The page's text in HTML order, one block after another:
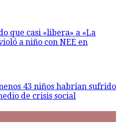
que casi «libera» a «La
a niño con NEE en
43 niños habrían sufrido
de crisis social